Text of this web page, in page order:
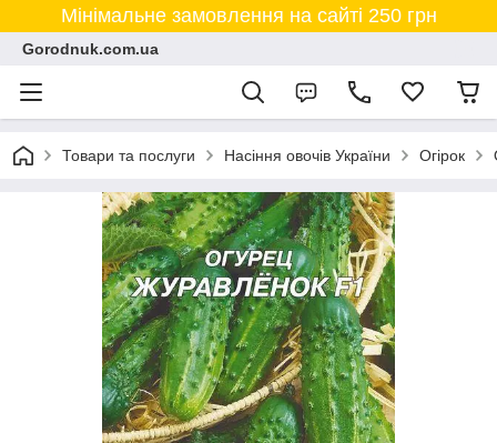
Мінімальне замовлення на сайті 250 грн
Gorodnuk.com.ua
Товари та послуги Насіння овочів України Огірок